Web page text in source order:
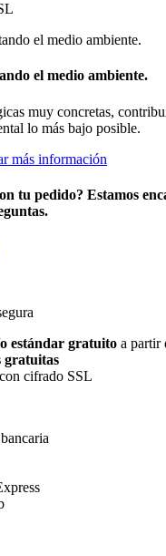
el medio ambiente.
muy concretas,
lo más bajo posible.
más información
tu pedido? Estamos
estándar gratuito a partir
gratuitas
con cifrado SSL